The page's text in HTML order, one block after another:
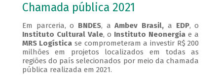
Chamada pública 2021
Em parceria, o BNDES, aAmbev Brasil, a EDP, o
Instituto Cultural Vale, o Instituto Neonergia e a
MRS Logísticase comprometeram a investir R$ 200
milhões em projetos localizados em todas as
regiões do país selecionados por meio da chamada
pública realizada em 2021.